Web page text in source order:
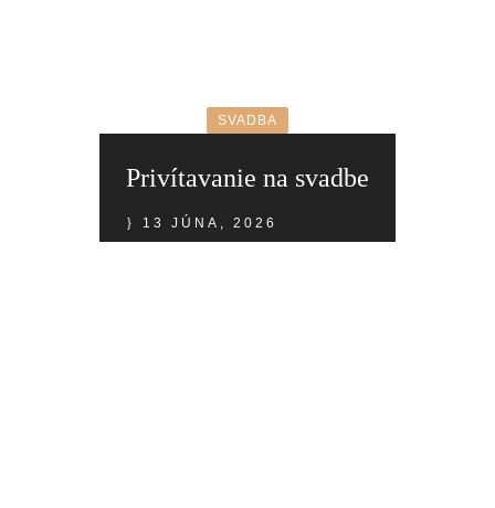
SVADBA
Privítavanie na svadbe
13 JÚNA, 2026